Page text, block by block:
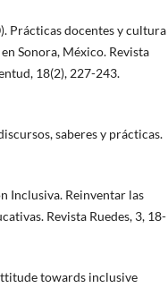
Prácticas docentes y cultura
Sonora, México. Revista
18(2), 227-243.
saberes y prácticas.
Inclusiva. Reinventar las
Revista Ruedes, 3, 18-
towards inclusive